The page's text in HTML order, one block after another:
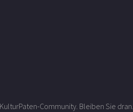
Community. Bleiben Sie dran.